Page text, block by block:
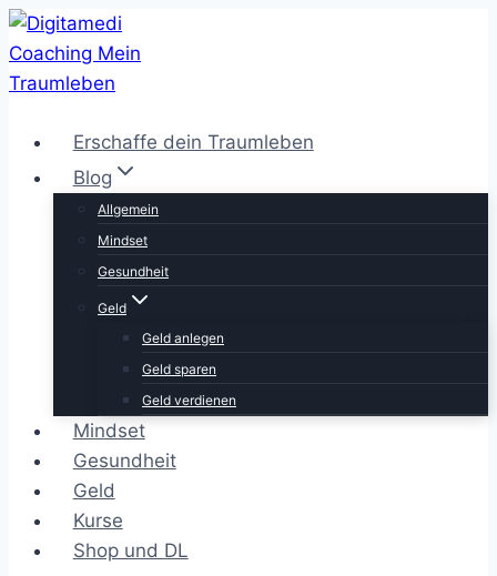
Zum
Inhalt
springen
Erschaffe dein Traumleben
Blog
Allgemein
Mindset
Gesundheit
Geld
Geld anlegen
Geld sparen
Geld verdienen
Mindset
Gesundheit
Geld
Kurse
Shop und DL